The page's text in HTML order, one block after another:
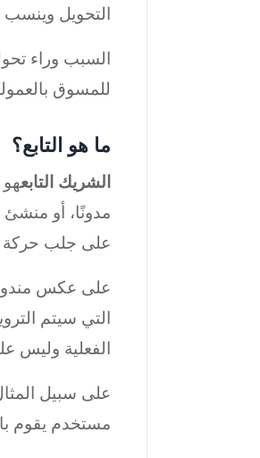
التحويل وينسب
السبب وراء
للمسوق
ما هو التابع؟
الشريك التابع
مدونًا، أو
على جلب حركة
على عكس مندوب
التي سيتم
الفعلية وليس
على سبيل
مستخدم يقوم